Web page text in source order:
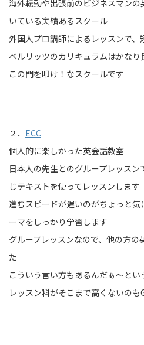
海外転勤や出張前のビジネスマン
いている実績あるスクール
外国人プロ講師によるレッスンで
ベルリッツのカリキュラムはかな
この門を叩け！なスクールです
２． ECC
個人的に楽しかった英会話教室
日本人の先生とのグループレッス
じテキストを使ってレッスンします
進むスピードが遅いのがちょっと
ーマをしっかり学習します
グループレッスンなので、他の方の
た
こういう言い方もあるんだぁ～と
レッスン料がそこまで高くないのも